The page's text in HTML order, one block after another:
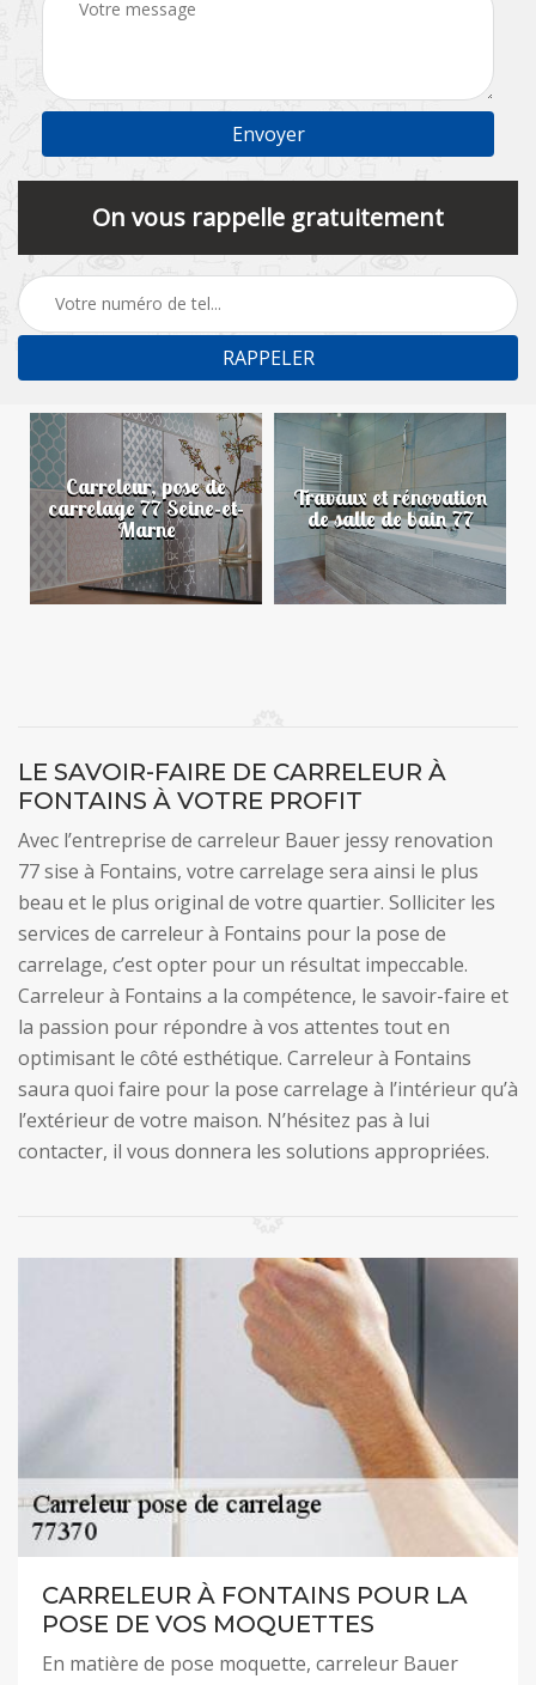
On vous rappelle gratuitement
Carreleur, pose de
carrelage 77 Seine-et-
Marne
Travaux et rénovation
de salle de bain 77
LE SAVOIR-FAIRE DE CARRELEUR À
FONTAINS À VOTRE PROFIT
Avec l’entreprise de carreleur Bauer jessy renovation
77 sise à Fontains, votre carrelage sera ainsi le plus
beau et le plus original de votre quartier. Solliciter les
services de carreleur à Fontains pour la pose de
carrelage, c’est opter pour un résultat impeccable.
Carreleur à Fontains a la compétence, le savoir-faire et
la passion pour répondre à vos attentes tout en
optimisant le côté esthétique. Carreleur à Fontains
saura quoi faire pour la pose carrelage à l’intérieur qu’à
l’extérieur de votre maison. N’hésitez pas à lui
contacter, il vous donnera les solutions appropriées.
CARRELEUR À FONTAINS POUR LA
POSE DE VOS MOQUETTES
En matière de pose moquette, carreleur Bauer